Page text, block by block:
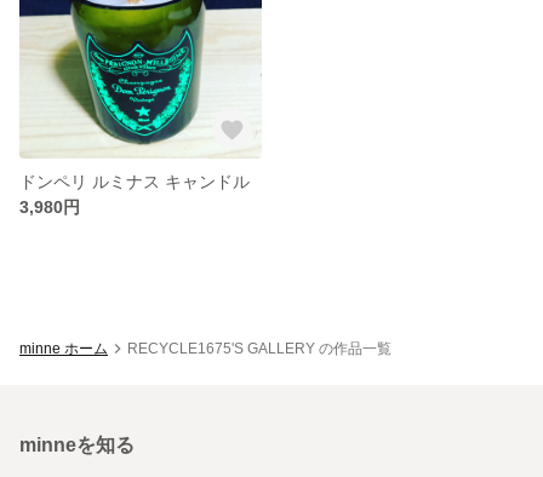
ドンペリ ルミナス キャンドル
3,980円
minne ホーム RECYCLE1675'S GALLERY の作品一覧
minneを知る